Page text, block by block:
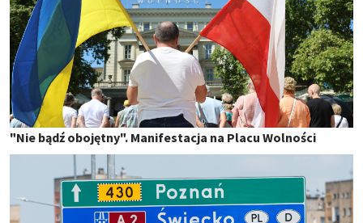
"Nie bądź obojętny". Manifestacja na Placu Wolności